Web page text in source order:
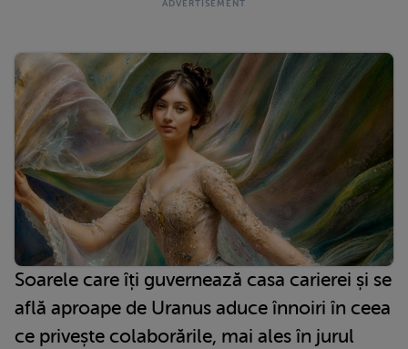
Soarele care îți guvernează casa carierei și se
află aproape de Uranus aduce înnoiri în ceea
ce privește colaborările, mai ales în jurul